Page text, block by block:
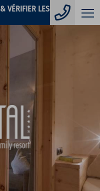
& VÉRIFIER LES